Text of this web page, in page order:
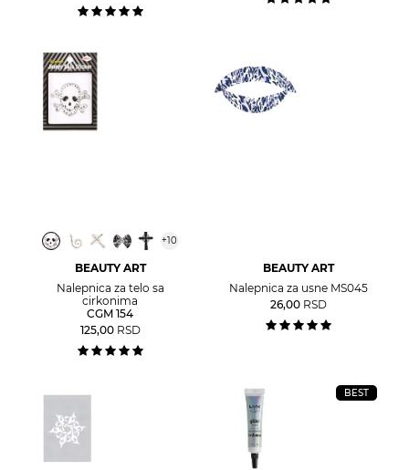
+10
BEAUTY ART
Nalepnica za telo sa
cirkonima
CGM 154
125,00 RSD
BEAUTY ART
Nalepnica za usne MS045
26,00 RSD
BEST